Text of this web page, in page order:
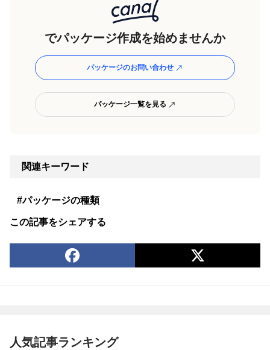
でパッケージ作成を始めませんか
パッケージのお問い合わせ
パッケージ一覧を見る
関連キーワード
#パッケージの種類
この記事をシェアする
人気記事ランキング